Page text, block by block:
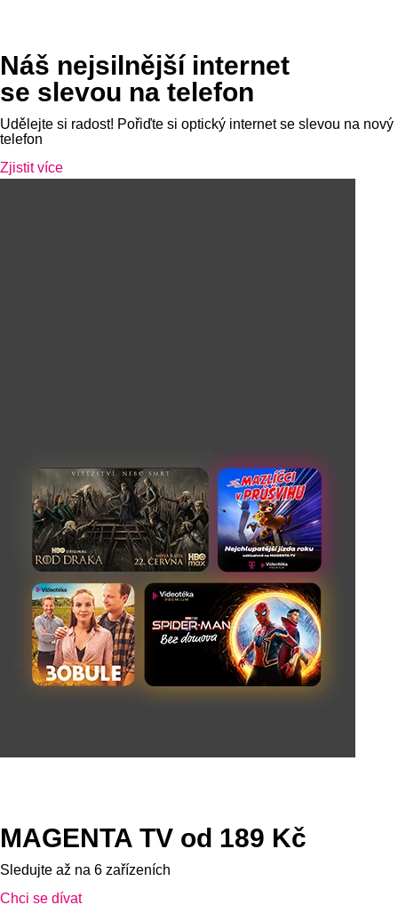
Náš nejsilnější internet
se slevou na telefon
Udělejte si radost! Pořiďte si optický internet se slevou na nový
telefon
Zjistit více
MAGENTA TV od 189 Kč
Sledujte až na 6 zařízeních
Chci se dívat